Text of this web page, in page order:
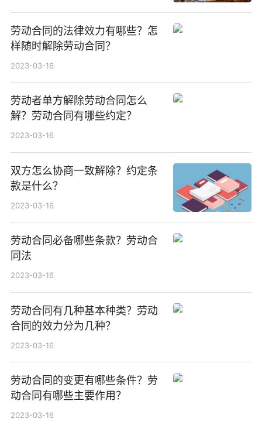
劳动合同的法律效力有哪些？怎
样随时解除劳动合同？
2023-03-16
劳动者单方解除劳动合同怎么
解？劳动合同有哪些约定？
2023-03-16
双方怎么协商一致解除？约定条
款是什么？
2023-03-16
劳动合同必备哪些条款？劳动合
同法
2023-03-16
劳动合同有几种基本种类？劳动
合同的效力分为几种？
2023-03-16
劳动合同的变更有哪些条件？劳
动合同有哪些主要作用？
2023-03-16